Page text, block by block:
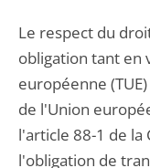
Le respect du
obligation tant en
européenne
de l'Union
l'article 88-1 de
l'obligation de